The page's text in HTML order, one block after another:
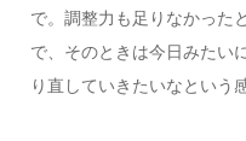
で。調整力も足りなかった
で、そのときは今日みたい
り直していきたいなという